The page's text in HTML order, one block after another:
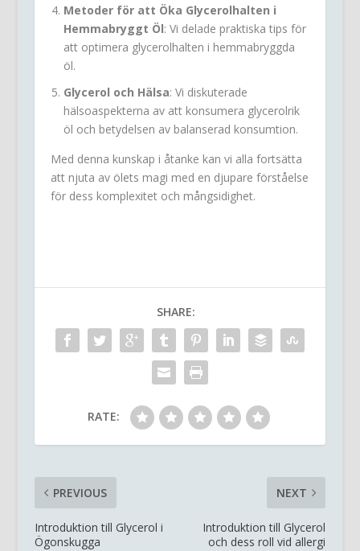
Metoder för att Öka Glycerolhalten i
Hemmabryggt Öl: Vi delade praktiska tips för
att optimera glycerolhalten i hemmabryggda
öl.
Glycerol och Hälsa: Vi diskuterade
hälsoaspekterna av att konsumera glycerolrik
öl och betydelsen av balanserad konsumtion.
Med denna kunskap i åtanke kan vi alla fortsätta
att njuta av ölets magi med en djupare förståelse
för dess komplexitet och mångsidighet.
SHARE:
RATE:
PREVIOUS
Introduktion till Glycerol i
Ögonskugga
NEXT
Introduktion till Glycerol
och dess roll vid allergi